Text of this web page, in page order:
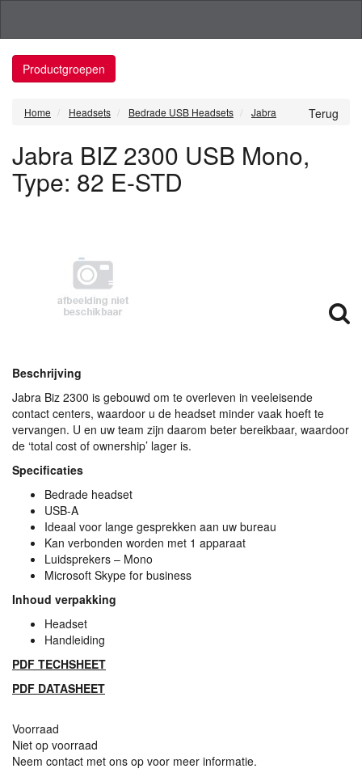
Productgroepen
Terug
Home Headsets Bedrade USB Headsets Jabra
Jabra BIZ 2300 USB Mono,
Type: 82 E-STD
Beschrijving
Jabra Biz 2300 is gebouwd om te overleven in veeleisende
contact centers, waardoor u de headset minder vaak hoeft te
vervangen. U en uw team zijn daarom beter bereikbaar, waardoor
de ‘total cost of ownership’ lager is.
Specificaties
Bedrade headset
USB-A
Ideaal voor lange gesprekken aan uw bureau
Kan verbonden worden met 1 apparaat
Luidsprekers – Mono
Microsoft Skype for business
Inhoud verpakking
Headset
Handleiding
PDF TECHSHEET
PDF DATASHEET
Voorraad
Niet op voorraad
Neem contact met ons op voor meer informatie.